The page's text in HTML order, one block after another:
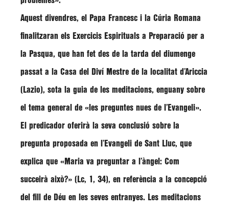
Aquest divendres, el Papa Francesc i la Cúria Romana
finalitzaran els Exercicis Espirituals a Preparació per a
la Pasqua, que han fet des de la tarda del diumenge
passat a la Casa del Diví Mestre de la localitat d’Ariccia
(Lazio), sota la guia de les meditacions, enguany sobre
el tema general de «les preguntes nues de l’Evangeli».
El predicador oferirà la seva conclusió sobre la
pregunta proposada en l’Evangeli de Sant Lluc, que
explica que «Maria va preguntar a l’àngel: Com
succeirà això?» (Lc, 1, 34), en referència a la concepció
del fill de Déu en les seves entranyes. Les meditacions